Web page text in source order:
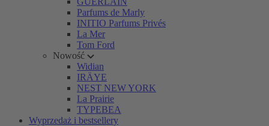
Parfums de Marly
INITIO Parfums Privés
La Mer
Tom Ford
Nowość
Widian
IRÄYE
NEST NEW YORK
La Prairie
TYPEBEA
Wyprzedaż i bestsellery